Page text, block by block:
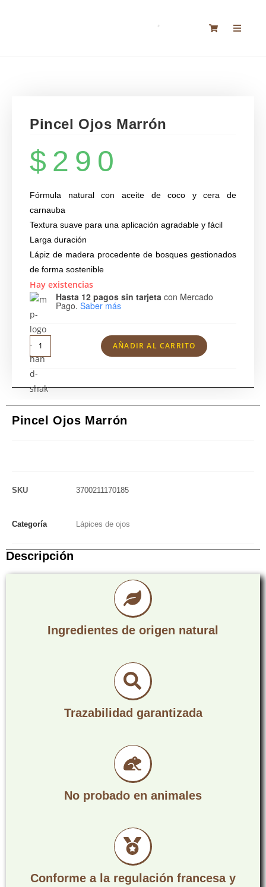
Pincel Ojos Marrón
$ 290
Fórmula natural con aceite de coco y cera de
carnauba
Textura suave para una aplicación agradable y fácil
Larga duración
Lápiz de madera procedente de bosques gestionados
de forma sostenible
Hay existencias
Hasta 12 pagos sin tarjeta con Mercado
Pago. Saber más
AÑADIR AL CARRITO
Pincel Ojos Marrón
SKU 3700211170185
Categoría Lápices de ojos
Descripción
Ingredientes de origen natural
Trazabilidad garantizada
No probado en animales
Conforme a la regulación francesa y